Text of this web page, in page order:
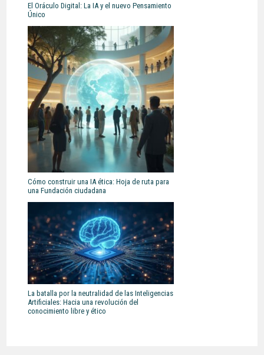
El Oráculo Digital: La IA y el nuevo Pensamiento
Único
Cómo construir una IA ética: Hoja de ruta para
una Fundación ciudadana
La batalla por la neutralidad de las Inteligencias
Artificiales: Hacia una revolución del
conocimiento libre y ético